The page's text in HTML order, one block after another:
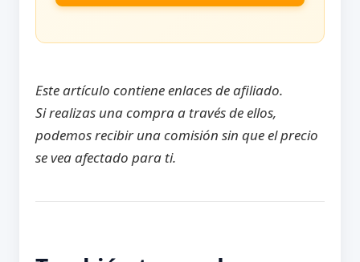
Este artículo contiene enlaces de afiliado.
Si realizas una compra a través de ellos,
podemos recibir una comisión sin que el precio
se vea afectado para ti.